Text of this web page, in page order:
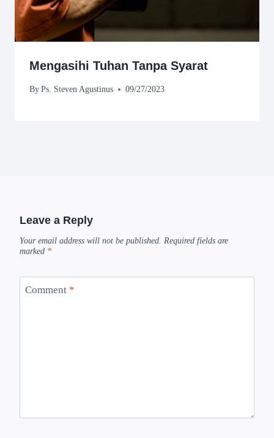
Mengasihi Tuhan Tanpa Syarat
By Ps. Steven Agustinus 09/27/2023
Leave a Reply
Your email address will not be published. Required fields are
marked *
Comment *